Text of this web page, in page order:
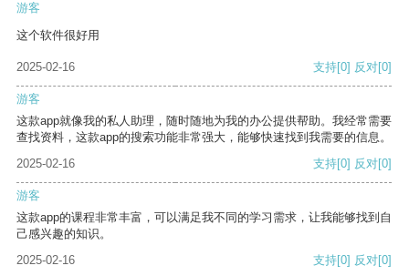
游客
这个软件很好用
2025-02-16 支持[0] 反对[0]
游客
这款app就像我的私人助理，随时随地为我的办公提供帮助。我经常需要
查找资料，这款app的搜索功能非常强大，能够快速找到我需要的信息。
2025-02-16
支持[0] 反对[0]
游客
这款app的课程非常丰富，可以满足我不同的学习需求，让我能够找到自
己感兴趣的知识。
2025-02-16
支持[0] 反对[0]